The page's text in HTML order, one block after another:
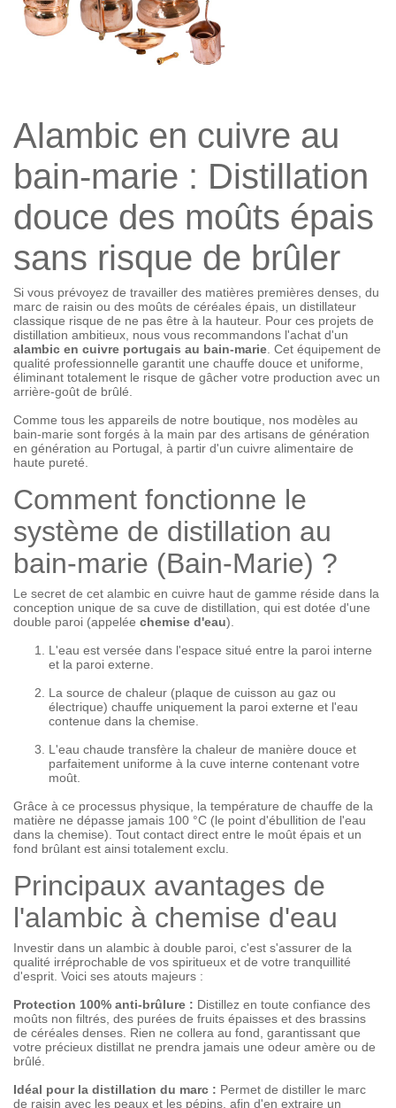
Alambic en cuivre au
bain-marie : Distillation
douce des moûts épais
sans risque de brûler
Si vous prévoyez de travailler des matières premières denses, du
marc de raisin ou des moûts de céréales épais, un distillateur
classique risque de ne pas être à la hauteur. Pour ces projets de
distillation ambitieux, nous vous recommandons l'achat d'un
alambic en cuivre portugais au bain-marie . Cet équipement de
qualité professionnelle garantit une chauffe douce et uniforme,
éliminant totalement le risque de gâcher votre production avec un
arrière-goût de brûlé.
Comme tous les appareils de notre boutique, nos modèles au
bain-marie sont forgés à la main par des artisans de génération
en génération au Portugal, à partir d'un cuivre alimentaire de
haute pureté.
Comment fonctionne le
système de distillation au
bain-marie (Bain-Marie) ?
Le secret de cet alambic en cuivre haut de gamme réside dans la
conception unique de sa cuve de distillation, qui est dotée d'une
double paroi (appelée chemise d'eau).
L'eau est versée dans l'espace situé entre la paroi interne
et la paroi externe.
La source de chaleur (plaque de cuisson au gaz ou
électrique) chauffe uniquement la paroi externe et l'eau
contenue dans la chemise.
L'eau chaude transfère la chaleur de manière douce et
parfaitement uniforme à la cuve interne contenant votre
moût.
Grâce à ce processus physique, la température de chauffe de la
matière ne dépasse jamais 100 °C (le point d'ébullition de l'eau
dans la chemise). Tout contact direct entre le moût épais et un
fond brûlant est ainsi totalement exclu.
Principaux avantages de
l'alambic à chemise d'eau
Investir dans un alambic à double paroi, c'est s'assurer de la
qualité irréprochable de vos spiritueux et de votre tranquillité
d'esprit. Voici ses atouts majeurs :
Protection 100% anti-brûlure : Distillez en toute confiance des
moûts non filtrés, des purées de fruits épaisses et des brassins
de céréales denses. Rien ne collera au fond, garantissant que
votre précieux distillat ne prendra jamais une odeur amère ou de
brûlé.
Idéal pour la distillation du marc : Permet de distiller le marc
de raisin avec les peaux et les pépins, afin d'en extraire un